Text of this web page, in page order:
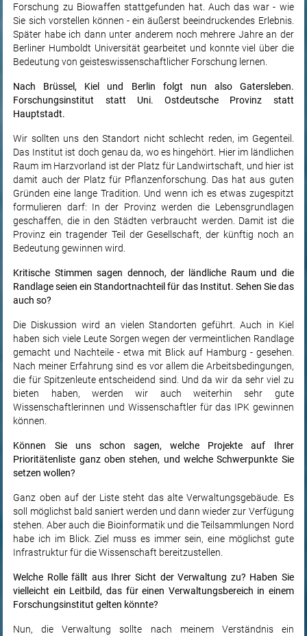
Forschung zu Biowaffen stattgefunden hat. Auch das war - wie
Sie sich vorstellen können - ein äußerst beeindruckendes Erlebnis.
Später habe ich dann unter anderem noch mehrere Jahre an der
Berliner Humboldt Universität gearbeitet und konnte viel über die
Bedeutung von geisteswissenschaftlicher Forschung lernen.
Nach Brüssel, Kiel und Berlin folgt nun also Gatersleben.
Forschungsinstitut statt Uni. Ostdeutsche Provinz statt
Hauptstadt.
Wir sollten uns den Standort nicht schlecht reden, im Gegenteil.
Das Institut ist doch genau da, wo es hingehört. Hier im ländlichen
Raum im Harzvorland ist der Platz für Landwirtschaft, und hier ist
damit auch der Platz für Pflanzenforschung. Das hat aus guten
Gründen eine lange Tradition. Und wenn ich es etwas zugespitzt
formulieren darf: In der Provinz werden die Lebensgrundlagen
geschaffen, die in den Städten verbraucht werden. Damit ist die
Provinz ein tragender Teil der Gesellschaft, der künftig noch an
Bedeutung gewinnen wird.
Kritische Stimmen sagen dennoch, der ländliche Raum und die
Randlage seien ein Standortnachteil für das Institut. Sehen Sie das
auch so?
Die Diskussion wird an vielen Standorten geführt. Auch in Kiel
haben sich viele Leute Sorgen wegen der vermeintlichen Randlage
gemacht und Nachteile - etwa mit Blick auf Hamburg - gesehen.
Nach meiner Erfahrung sind es vor allem die Arbeitsbedingungen,
die für Spitzenleute entscheidend sind. Und da wir da sehr viel zu
bieten haben, werden wir auch weiterhin sehr gute
Wissenschaftlerinnen und Wissenschaftler für das IPK gewinnen
können.
Können Sie uns schon sagen, welche Projekte auf Ihrer
Prioritätenliste ganz oben stehen, und welche Schwerpunkte Sie
setzen wollen?
Ganz oben auf der Liste steht das alte Verwaltungsgebäude. Es
soll möglichst bald saniert werden und dann wieder zur Verfügung
stehen. Aber auch die Bioinformatik und die Teilsammlungen Nord
habe ich im Blick. Ziel muss es immer sein, eine möglichst gute
Infrastruktur für die Wissenschaft bereitzustellen.
Welche Rolle fällt aus Ihrer Sicht der Verwaltung zu? Haben Sie
vielleicht ein Leitbild, das für einen Verwaltungsbereich in einem
Forschungsinstitut gelten könnte?
Nun, die Verwaltung sollte nach meinem Verständnis ein